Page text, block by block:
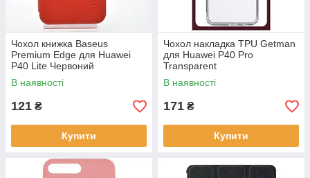
Чохол книжка Baseus
Premium Edge для Huawei
P40 Lite Червоний
В наявності
121 ₴
Купити
Чохол накладка TPU Getman
для Huawei P40 Pro
Transparent
В наявності
171 ₴
Купити